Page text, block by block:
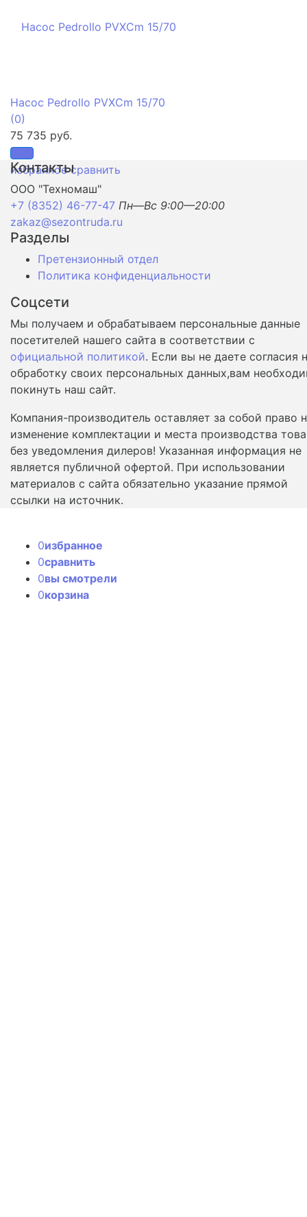
избранное сравнить
Насос Pedrollo PVXCm 15/70
(0)
75 735 руб.
Контакты
ООО "Техномаш"
+7 (8352) 46-77-47 Пн—Вс 9:00—20:00
zakaz@sezontruda.ru
Разделы
Претензионный отдел
Политика конфиденциальности
Соцсети
Мы получаем и обрабатываем персональные данные
посетителей нашего сайта в соответствии с
официальной политикой. Если вы не даете согласия
обработку своих персональных данных,вам
покинуть наш сайт.
Компания-производитель оставляет за собой право
изменение комплектации и места производства
без уведомления дилеров! Указанная информация не
является публичной офертой. При использовании
материалов с сайта обязательно указание прямой
ссылки на источник.
0избранное
0сравнить
0вы смотрели
0корзина